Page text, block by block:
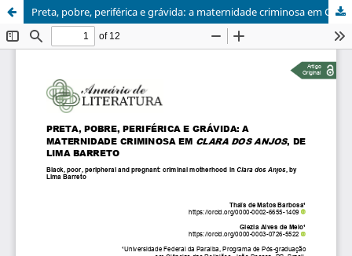
Preta, pobre, periférica e grávida: a maternidade criminosa em Clara dos Anjos, de Lima Barreto